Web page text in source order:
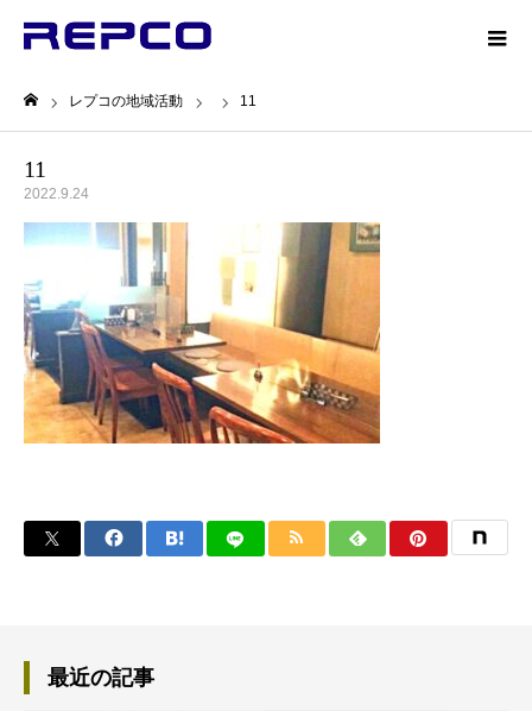
レプコの地域活動 11
11
2022.9.24
最近の記事